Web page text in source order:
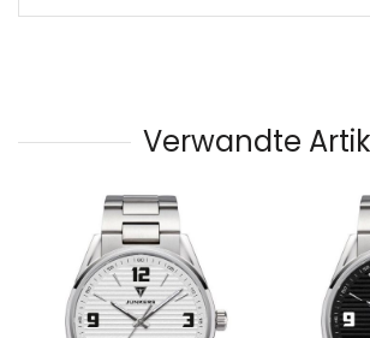
Verwandte